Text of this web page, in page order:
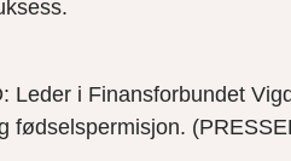
Leder i Finansforbundet
fødselspermisjon.